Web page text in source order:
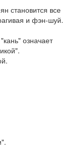
становится все
и фэн-шуй.
означает